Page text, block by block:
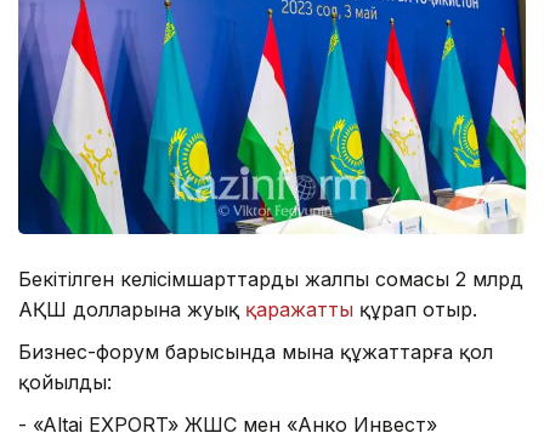
Бекітілген келісімшарттардың жалпы сомасы 2 млрд
АҚШ долларына жуық қаражатты құрап отыр.
Бизнес-форум барысында мына құжаттарға қол
қойылды:
- «Altai EXPORT» ЖШС мен «Анко Инвест»